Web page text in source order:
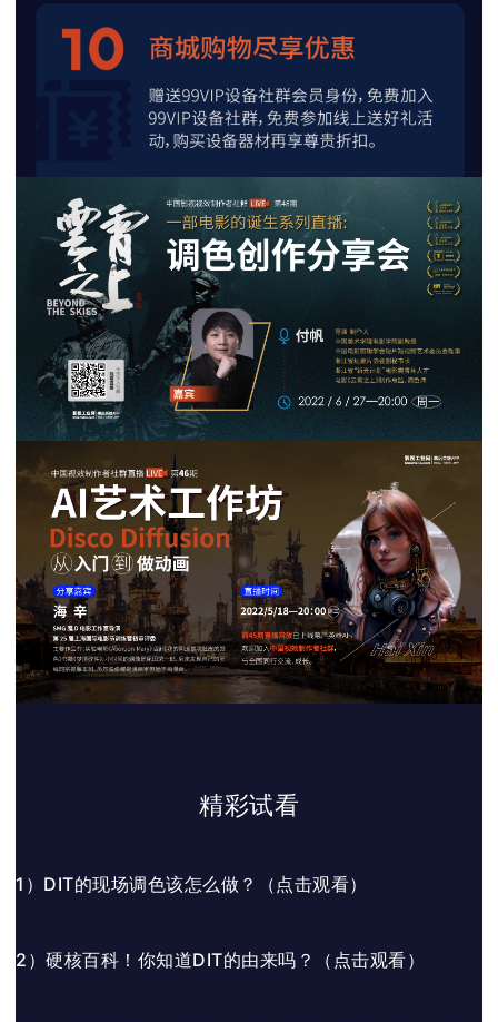
精彩试看
1）DIT的现场调色该怎么做？ （点击观看）
2）硬核百科！你知道DIT的由来吗？ （点击观看）